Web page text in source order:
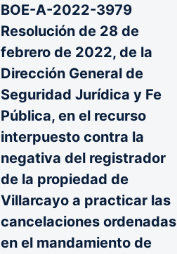
BOE-A-2022-3979
Resolución de 28 de
febrero de 2022, de la
Dirección General de
Seguridad Jurídica y Fe
Pública, en el recurso
interpuesto contra la
negativa del registrador
de la propiedad de
Villarcayo a practicar las
cancelaciones ordenadas
en el mandamiento de